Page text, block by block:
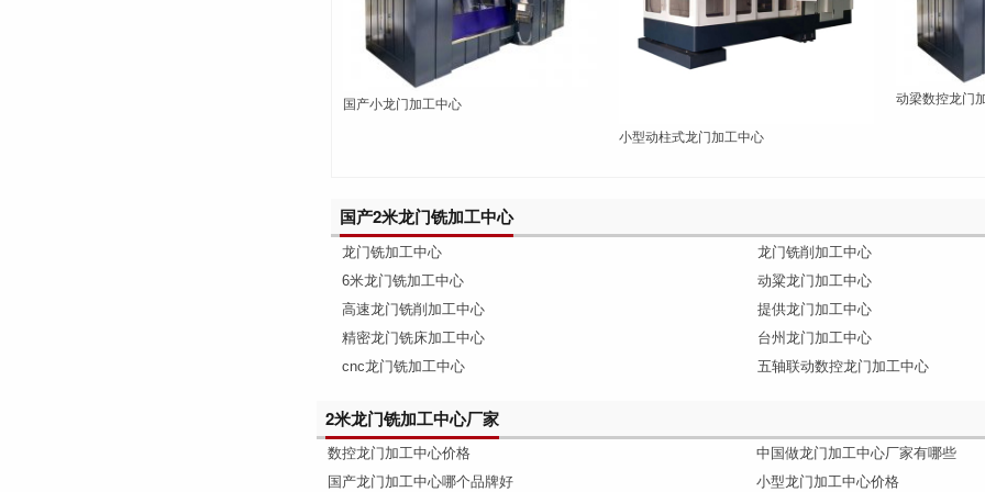
国产小龙门加工中心
小型动柱式龙门加工中心
动梁数控龙门
国产2米龙门铣加工中心
龙门铣加工中心
6米龙门铣加工中心
高速龙门铣削加工中心
精密龙门铣床加工中心
cnc龙门铣加工中心
龙门铣削加工中心
动粱龙门加工中心
提供龙门加工中心
台州龙门加工中心
五轴联动数控龙门加工中心
2米龙门铣加工中心厂家
数控龙门加工中心价格
国产龙门加工中心哪个品牌好
中国做龙门加工中心厂家有哪些
小型龙门加工中心价格